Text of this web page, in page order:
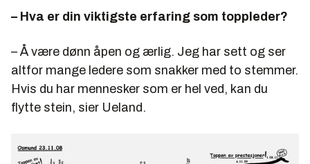
– Hva er din viktigste erfaring som toppleder?
– Å være dønn åpen og ærlig. Jeg har sett og ser
altfor mange ledere som snakker med to stemmer.
Hvis du har mennesker som er hel ved, kan du
flytte stein, sier Ueland.